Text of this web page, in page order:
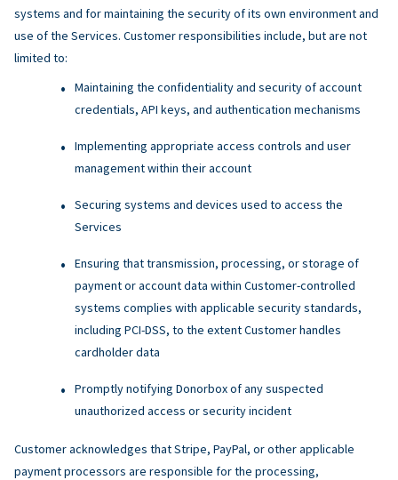
systems and for maintaining the security of its own environment and
use of the Services. Customer responsibilities include, but are not
limited to:
Maintaining the confidentiality and security of account
credentials, API keys, and authentication mechanisms
Implementing appropriate access controls and user
management within their account
Securing systems and devices used to access the
Services
Ensuring that transmission, processing, or storage of
payment or account data within Customer-controlled
systems complies with applicable security standards,
including PCI-DSS, to the extent Customer handles
cardholder data
Promptly notifying Donorbox of any suspected
unauthorized access or security incident
Customer acknowledges that Stripe, PayPal, or other applicable
payment processors are responsible for the processing,